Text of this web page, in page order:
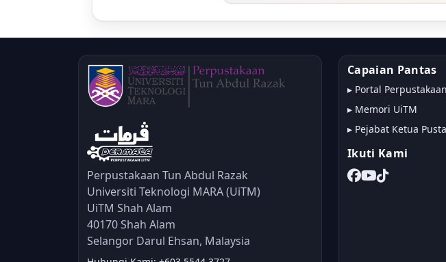
Perpustakaan Tun Abdul Razak
Universiti Teknologi MARA (UiTM)
UiTM Shah Alam
40170 Shah Alam
Selangor Darul Ehsan, Malaysia
Capaian Pantas
▸ Portal
▸ Memori UiTM
▸ Pejabat Ketua
Ikuti Kami